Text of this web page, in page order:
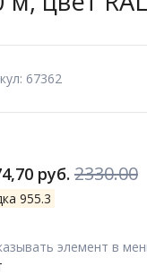
67362
руб. 2330.00
955.3
элемент в